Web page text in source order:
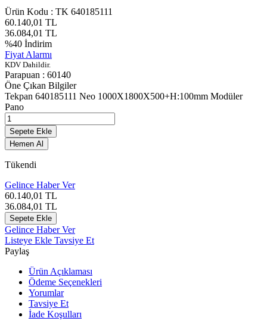
Ürün Kodu : TK 640185111
60.140,01 TL
36.084,01 TL
%40 İndirim
Fiyat Alarmı
KDV Dahildir.
Parapuan : 60140
Öne Çıkan Bilgiler
Tekpan 640185111 Neo 1000X1800X500+H:100mm Modüler
Pano
Sepete Ekle
Hemen Al
Tükendi
Gelince Haber Ver
60.140,01 TL
36.084,01 TL
Sepete Ekle
Gelince Haber Ver
Listeye Ekle Tavsiye Et
Paylaş
Ürün Açıklaması
Ödeme Seçenekleri
Yorumlar
Tavsiye Et
İade Koşulları